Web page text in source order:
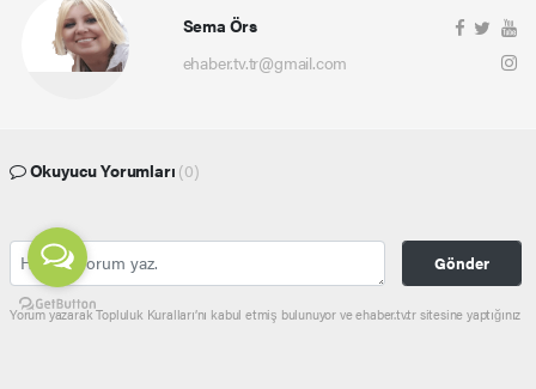
Sema Örs
ehaber.tv.tr@gmail.com
Okuyucu Yorumları (0)
Gönder
Yorum yazarak Topluluk Kuralları’nı kabul etmiş bulunuyor ve ehaber.tv.tr sitesine yaptığınız